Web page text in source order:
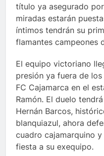
título ya asegurado
miradas estarán
íntimos tendrán su
flamantes campeones
El equipo victoriano
presión ya fuera de
FC Cajamarca en el
Ramón. El duelo
Hernán Barcos,
blanquiazul, ahora
cuadro cajamarquino
fiesta a su exequipo.